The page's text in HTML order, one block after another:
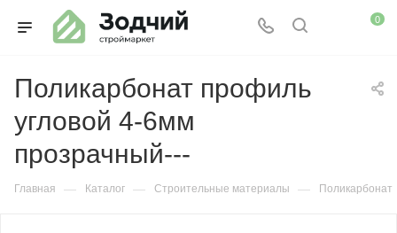
0
Поликарбонат профиль
угловой 4-6мм
прозрачный---
Главная — Каталог — Строительные материалы — Поликарбонат